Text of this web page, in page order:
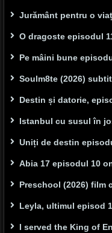
Jurământ pentru o
O dragoste episodul
Pe mâini bune
Soulm8te (2026)
Destin și datorie,
Istanbul cu susul în
Uniți de destin
Abia 17 episodul 10
Preschool (2026) film
Leyla, ultimul episod
I served the King of